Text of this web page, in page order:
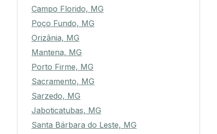
Campo Florido, MG
Poço Fundo, MG
Orizânia, MG
Mantena, MG
Porto Firme, MG
Sacramento, MG
Sarzedo, MG
Jaboticatubas, MG
Santa Bárbara do Leste, MG